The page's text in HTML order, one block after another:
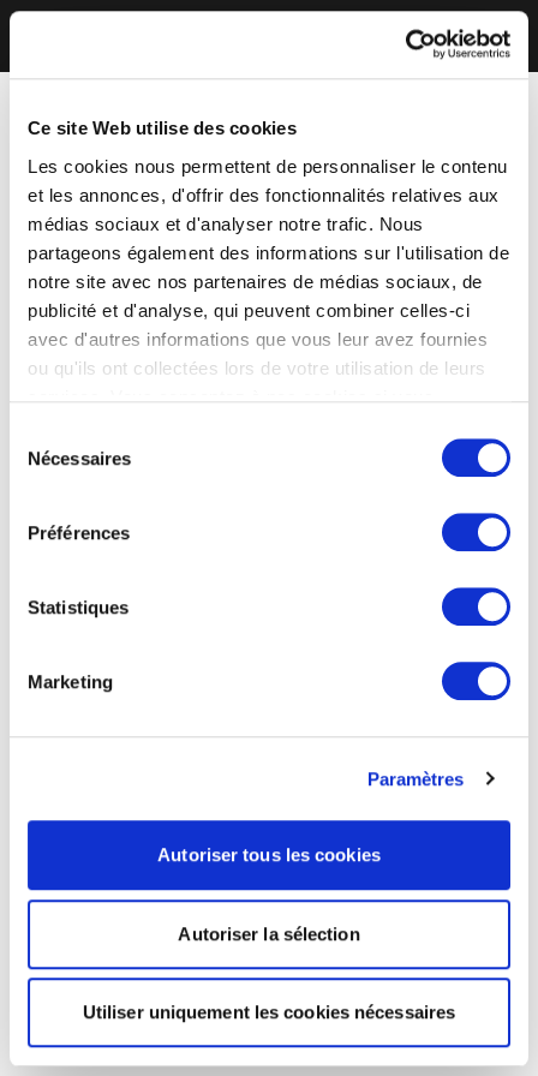
Ce site Web utilise des cookies
Les cookies nous permettent de personnaliser le contenu
et les annonces, d'offrir des fonctionnalités relatives aux
médias sociaux et d'analyser notre trafic. Nous
partageons également des informations sur l'utilisation de
notre site avec nos partenaires de médias sociaux, de
publicité et d'analyse, qui peuvent combiner celles-ci
avec d'autres informations que vous leur avez fournies
ou qu'ils ont collectées lors de votre utilisation de leurs
Nécessaires
Préférences
Statistiques
Marketing
Paramètres
Autoriser tous les cookies
Autoriser la sélection
Utiliser uniquement les cookies nécessaires